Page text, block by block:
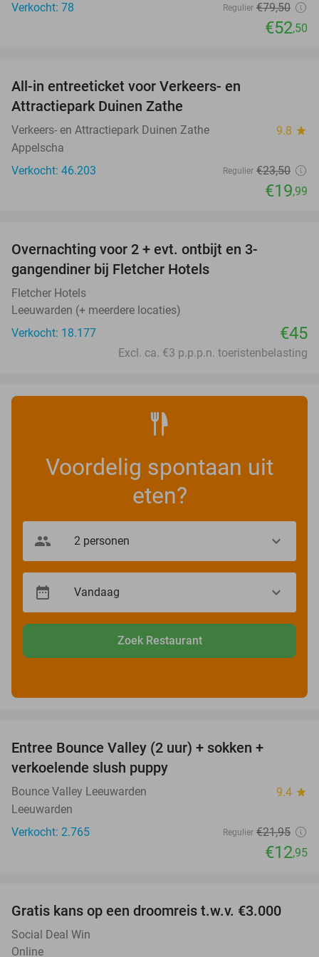
Verkocht: 78
Regulier €79,50
€52,50
All-in entreeticket voor Verkeers- en
Attractiepark Duinen Zathe
Verkeers- en Attractiepark Duinen Zathe 9.8 star
Appelscha
Verkocht: 46.203
Regulier €23,50
€19,99
Overnachting voor 2 + evt. ontbijt en 3-
gangendiner bij Fletcher Hotels
Fletcher Hotels
Leeuwarden (+ meerdere locaties)
Verkocht: 18.177
€45
Excl. ca. €3 p.p.p.n. toeristenbelasting
Voordelig spontaan uit
eten?
Zoek Restaurant
Entree Bounce Valley (2 uur) + sokken +
verkoelende slush puppy
Bounce Valley Leeuwarden 9.4 star
Leeuwarden
Verkocht: 2.765
Regulier €21,95
€12,95
Gratis kans op een droomreis t.w.v. €3.000
Social Deal Win
Online